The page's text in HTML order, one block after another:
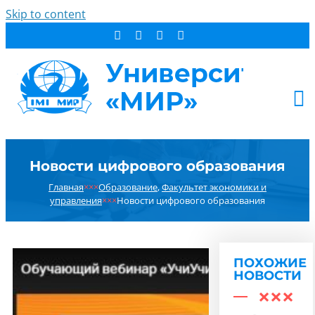
Skip to content
СТУДЕНТУ
ДОПОБРАЗОВАНИЕ
РЕЗУЛЬТАТ ПОИСКА:
Новости цифрового образования
Главная×××Образование,Факультет экономики и
управления×××Новости цифрового образования
ПОХОЖИЕ
НОВОСТИ